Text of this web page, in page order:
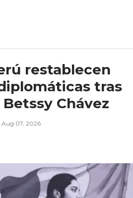
restablecen
tras
Chávez
Aug 07, 2026